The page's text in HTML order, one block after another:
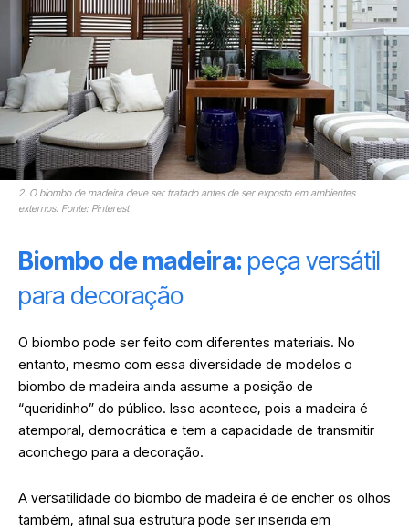
2. O biombo de madeira deve ser tratado antes de ser exposto em ambientes
externos. Fonte: Pinterest
Biombo de madeira: peça versátil
para decoração
O biombo pode ser feito com diferentes materiais. No
entanto, mesmo com essa diversidade de modelos o
biombo de madeira ainda assume a posição de
“queridinho” do público. Isso acontece, pois a madeira é
atemporal, democrática e tem a capacidade de transmitir
aconchego para a decoração.
A versatilidade do biombo de madeira é de encher os olhos
também, afinal sua estrutura pode ser inserida em